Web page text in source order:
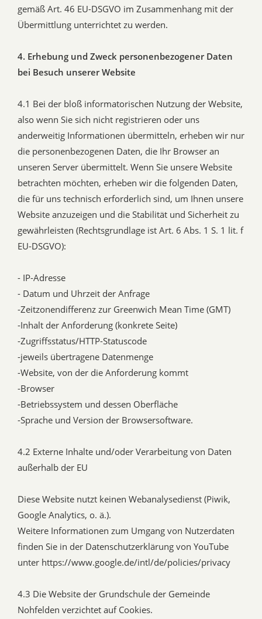
gemäß Art. 46 EU-DSGVO im Zusammenhang mit der
Übermittlung unterrichtet zu werden.
4. Erhebung und Zweck personenbezogener Daten
bei Besuch unserer Website
4.1 Bei der bloß informatorischen Nutzung der Website,
also wenn Sie sich nicht registrieren oder uns
anderweitig Informationen übermitteln, erheben wir nur
die personenbezogenen Daten, die Ihr Browser an
unseren Server übermittelt. Wenn Sie unsere Website
betrachten möchten, erheben wir die folgenden Daten,
die für uns technisch erforderlich sind, um Ihnen unsere
Website anzuzeigen und die Stabilität und Sicherheit zu
gewährleisten (Rechtsgrundlage ist Art. 6 Abs. 1 S. 1 lit. f
EU-DSGVO):
- IP-Adresse
- Datum und Uhrzeit der Anfrage
-Zeitzonendifferenz zur Greenwich Mean Time (GMT)
-Inhalt der Anforderung (konkrete Seite)
-Zugriffsstatus/HTTP-Statuscode
-jeweils übertragene Datenmenge
-Website, von der die Anforderung kommt
-Browser
-Betriebssystem und dessen Oberfläche
-Sprache und Version der Browsersoftware.
4.2 Externe Inhalte und/oder Verarbeitung von Daten
außerhalb der EU
Diese Website nutzt keinen Webanalysedienst (Piwik,
Google Analytics, o. ä.).
Weitere Informationen zum Umgang von Nutzerdaten
finden Sie in der Datenschutzerklärung von YouTube
unter https://www.google.de/intl/de/policies/privacy
4.3 Die Website der Grundschule der Gemeinde
Nohfelden verzichtet auf Cookies.